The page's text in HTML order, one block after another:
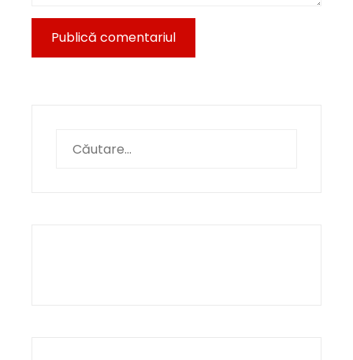
după: